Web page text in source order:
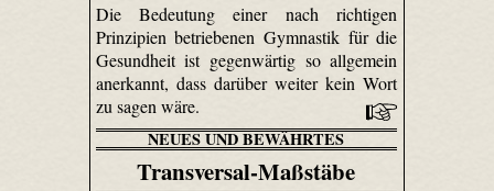
Die Bedeutung einer nach richtigen
Prinzipien betriebenen Gymnastik für die
Gesundheit ist gegenwärtig so allgemein
anerkannt, dass darüber weiter kein Wort
zu sagen wäre.
NEUES UND BEWÄHRTES
Transversal-Maßstäbe